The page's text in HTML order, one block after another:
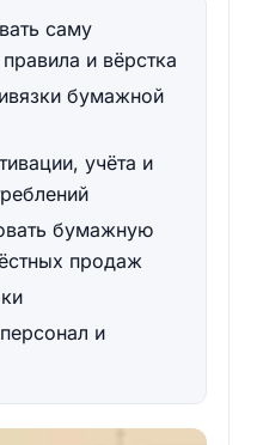
саму
и вёрстка
бумажной
учёта и
бумажную
продаж
и